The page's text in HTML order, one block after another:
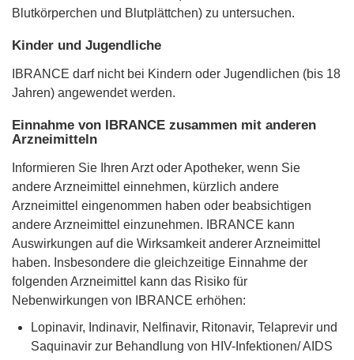
Blutkörperchen und Blutplättchen) zu untersuchen.
Kinder und Jugendliche
IBRANCE darf nicht bei Kindern oder Jugendlichen (bis 18
Jahren) angewendet werden.
Einnahme von IBRANCE zusammen mit anderen
Arzneimitteln
Informieren Sie Ihren Arzt oder Apotheker, wenn Sie
andere Arzneimittel einnehmen, kürzlich andere
Arzneimittel eingenommen haben oder beabsichtigen
andere Arzneimittel einzunehmen. IBRANCE kann
Auswirkungen auf die Wirksamkeit anderer Arzneimittel
haben. Insbesondere die gleichzeitige Einnahme der
folgenden Arzneimittel kann das Risiko für
Nebenwirkungen von IBRANCE erhöhen:
Lopinavir, Indinavir, Nelfinavir, Ritonavir, Telaprevir und
Saquinavir zur Behandlung von HIV-Infektionen/ AIDS